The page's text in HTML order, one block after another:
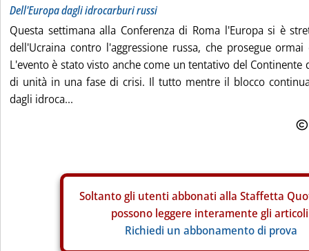
Dell'Europa dagli idrocarburi russi
Questa settimana alla Conferenza di Roma l'Europa si è
dell'Ucraina contro l'aggressione russa, che prosegue
L'evento è stato visto anche come un tentativo del Continente
di unità in una fase di crisi. Il tutto mentre il blocco
dagli idroca...
Soltanto gli utenti abbonati alla Staffetta
possono leggere interamente gli
Richiedi un abbonamento di prova